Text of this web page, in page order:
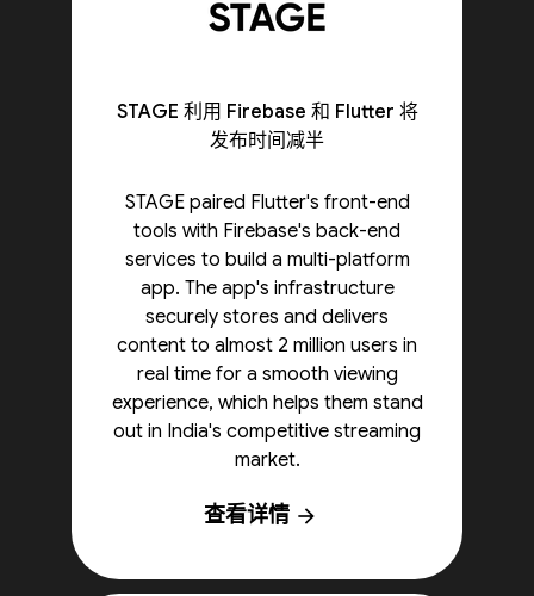
STAGE 利用 Firebase 和 Flutter 将
发布时间减半
STAGE paired Flutter's front-end
tools with Firebase's back-end
services to build a multi-platform
app. The app's infrastructure
securely stores and delivers
content to almost 2 million users in
real time for a smooth viewing
experience, which helps them stand
out in India's competitive streaming
market.
查看详情 arrow_forward